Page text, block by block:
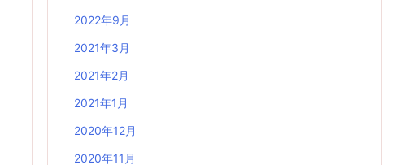
2022年9月
2021年3月
2021年2月
2021年1月
2020年12月
2020年11月